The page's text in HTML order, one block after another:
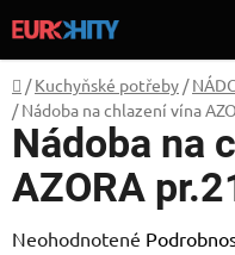
na
obsah
Domov
/ Kuchyňské potřeby /
/ Nádoba na chlazení vína
Nádoba na
AZORA
Priemerné
Neohodnotené